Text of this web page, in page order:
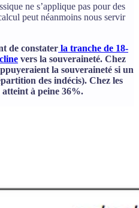
ne s’applique pas pour des
peut néanmoins nous servir
de constater la tranche de 18-
vers la souveraineté. Chez
la souveraineté si un
des indécis). Chez les
à peine 36%.